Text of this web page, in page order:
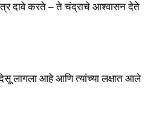
दावे करते – ते चंद्राचे आश्वासन देते
लागला आहे आणि त्यांच्या लक्षात आले